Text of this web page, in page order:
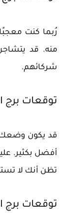
رُبما كنت
منه. قد
شركائهم.
توقعات برج
قد يكون وضعك
أفضل بكثير.
تظن أنك لا
توقعات برج